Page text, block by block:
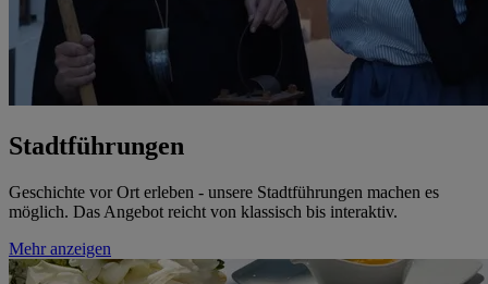
Stadtführungen
Geschichte vor Ort erleben - unsere Stadtführungen machen es
möglich. Das Angebot reicht von klassisch bis interaktiv.
Mehr anzeigen